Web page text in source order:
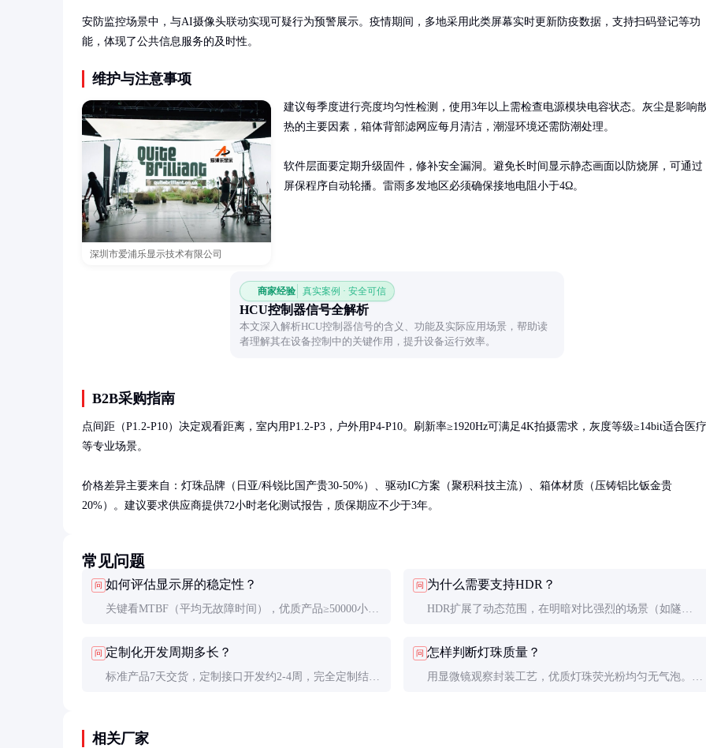
安防监控场景中，与AI摄像头联动实现可疑行为预警展示。疫情期间，多地采用此类屏幕实时更新防疫数据，支持扫码登记等功
能，体现了公共信息服务的及时性。
维护与注意事项
深圳市爱浦乐显示技术有限公司
建议每季度进行亮度均匀性检测，使用3年以上需检查电源模块电容状态。灰尘是影响
热的主要因素，箱体背部滤网应每月清洁，潮湿环境还需防潮处理。
软件层面要定期升级固件，修补安全漏洞。避免长时间显示静态画面以防烧屏，可通过
屏保程序自动轮播。雷雨多发地区必须确保接地电阻小于4Ω。
商家经验 真实案例 · 安全可信
HCU控制器信号全解析
本文深入解析HCU控制器信号的含义、功能及实际应用场景，帮助读
者理解其在设备控制中的关键作用，提升设备运行效率。
B2B采购指南
点间距（P1.2-P10）决定观看距离，室内用P1.2-P3，户外用P4-P10。刷新率≥1920Hz可满足4K拍摄需求，灰度等级≥14bit适合医疗
等专业场景。
价格差异主要来自：灯珠品牌（日亚/科锐比国产贵30-50%）、驱动IC方案（聚积科技主流）、箱体材质（压铸铝比钣金贵
20%）。建议要求供应商提供72小时老化测试报告，质保期应不少于3年。
常见问题
问 如何评估显示屏的稳定性？
关键看MTBF（平均无故障时间），优质产品≥50000小
个月后。
问 为什么需要支持HDR？
HDR扩展了动态范围，在明暗对比强烈的场景（如隧道
30%以上。
问 定制化开发周期多长？
标准产品7天交货，定制接口开发约2-4周，完全定制结构
问 怎样判断灯珠质量？
用显微镜观察封装工艺，优质灯珠荧光粉均匀无气泡。实
相关厂家